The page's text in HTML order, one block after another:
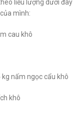
liều lượng dưới đây
mình:
cau khô
nấm ngọc cẩu khô
khô